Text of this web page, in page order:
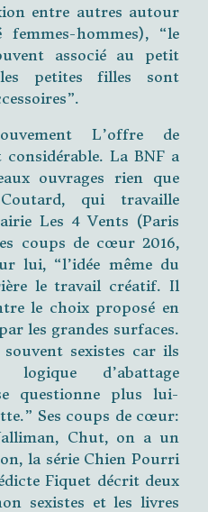
entre autres autour
hommes), “le
associé au petit
petites filles sont
L’offre de
La BNF a
ouvrages rien que
qui travaille
Les 4 Vents (Paris
coups de cœur 2016,
lui, “l’idée même du
le travail créatif. Il
le choix proposé en
les grandes surfaces.
sexistes car ils
d’abattage
questionne plus lui-
Ses coups de cœur:
Chut, on a un
la série Chien Pourri
Fiquet décrit deux
sexistes et les livres